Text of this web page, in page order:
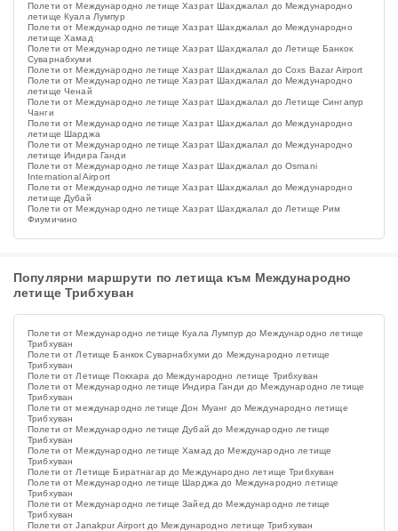
Полети от Международно летище Хазрат Шахджалал до Международно
летище Куала Лумпур
Полети от Международно летище Хазрат Шахджалал до Международно
летище Хамад
Полети от Международно летище Хазрат Шахджалал до Летище Банкок
Суварнабхуми
Полети от Международно летище Хазрат Шахджалал до Coxs Bazar Airport
Полети от Международно летище Хазрат Шахджалал до Международно
летище Ченай
Полети от Международно летище Хазрат Шахджалал до Летище Сингапур
Чанги
Полети от Международно летище Хазрат Шахджалал до Международно
летище Шарджа
Полети от Международно летище Хазрат Шахджалал до Международно
летище Индира Ганди
Полети от Международно летище Хазрат Шахджалал до Osmani
International Airport
Полети от Международно летище Хазрат Шахджалал до Международно
летище Дубай
Полети от Международно летище Хазрат Шахджалал до Летище Рим
Фиумичино
Популярни маршрути по летища към Международно
летище Трибхуван
Полети от Международно летище Куала Лумпур до Международно летище
Трибхуван
Полети от Летище Банкок Суварнабхуми до Международно летище
Трибхуван
Полети от Летище Покхара до Международно летище Трибхуван
Полети от Международно летище Индира Ганди до Международно летище
Трибхуван
Полети от международно летище Дон Муанг до Международно летище
Трибхуван
Полети от Международно летище Дубай до Международно летище
Трибхуван
Полети от Международно летище Хамад до Международно летище
Трибхуван
Полети от Летище Биратнагар до Международно летище Трибхуван
Полети от Международно летище Шарджа до Международно летище
Трибхуван
Полети от Международно летище Зайед до Международно летище
Трибхуван
Полети от Janakpur Airport до Международно летище Трибхуван